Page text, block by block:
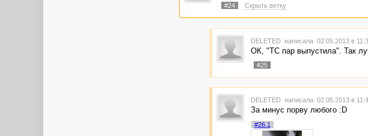
#24 Скрыть ветку
DELETED написала 02.05.2013 в
ОК, "ТС пар выпустила". Так
#25
DELETED написала 02.05.2013 в
За минус порву любого :D
#26.1